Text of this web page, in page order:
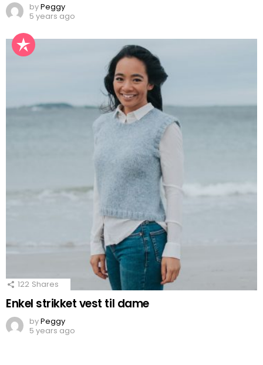
byPeggy
5 years ago
122 Shares
Enkel strikket vest til dame
byPeggy
5 years ago